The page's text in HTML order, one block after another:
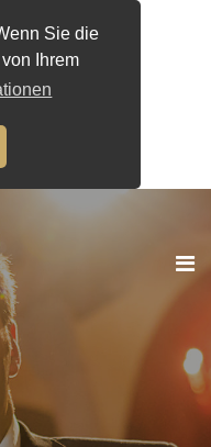
Sie die
Ihrem